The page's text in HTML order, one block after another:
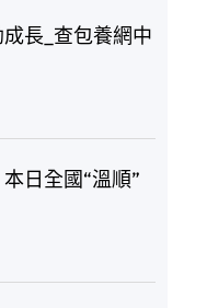
長_查包養網中
日全國“溫順”